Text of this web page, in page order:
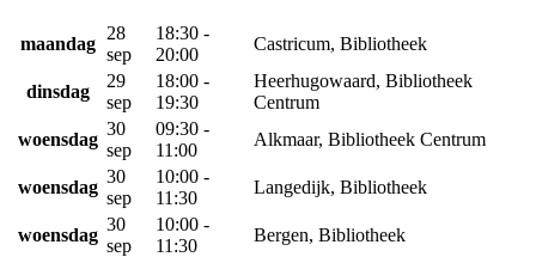
maandag
28
sep
18:30 -
20:00
Castricum, Bibliotheek
dinsdag
29
sep
18:00 -
19:30
Heerhugowaard, Bibliotheek
Centrum
woensdag
30
sep
09:30 -
11:00
Alkmaar, Bibliotheek Centrum
woensdag
30
sep
10:00 -
11:30
Langedijk, Bibliotheek
woensdag
30
sep
10:00 -
11:30
Bergen, Bibliotheek